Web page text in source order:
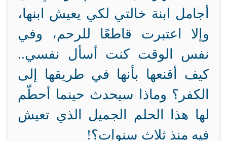
أجامل ابنة خالتي لكي يعيش ابنها،
وإلا اعتبرت قاطعًا للرحم، وفي
نفس الوقت كنت أسأل نفسي..
كيف أقنعها بأنها في طريقها إلى
الكفر؟ وماذا سيحدث حينما أحطّم
لها هذا الحلم الجميل الذي تعيش
فيه منذ ثلاث سنوات؟!